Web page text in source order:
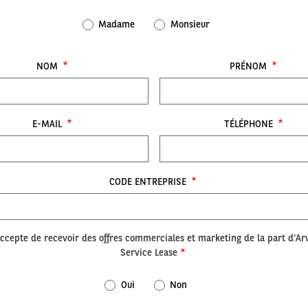
Madame Monsieur
NOM PRÉNOM
E-MAIL TÉLÉPHONE
CODE ENTREPRISE
de recevoir des offres commerciales et marketing de la part
Service Lease
Oui Non